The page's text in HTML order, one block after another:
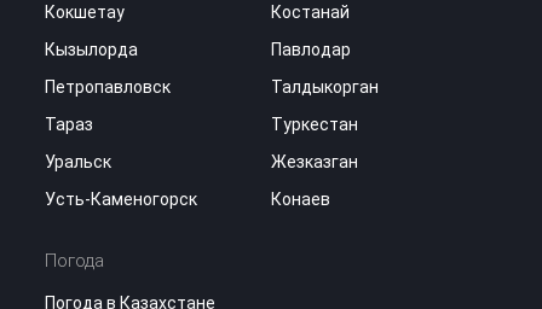
Кокшетау
Костанай
Кызылорда
Павлодар
Петропавловск
Талдыкорган
Тараз
Туркестан
Уральск
Жезказган
Усть-Каменогорск
Конаев
Погода
Погода в Казахстане